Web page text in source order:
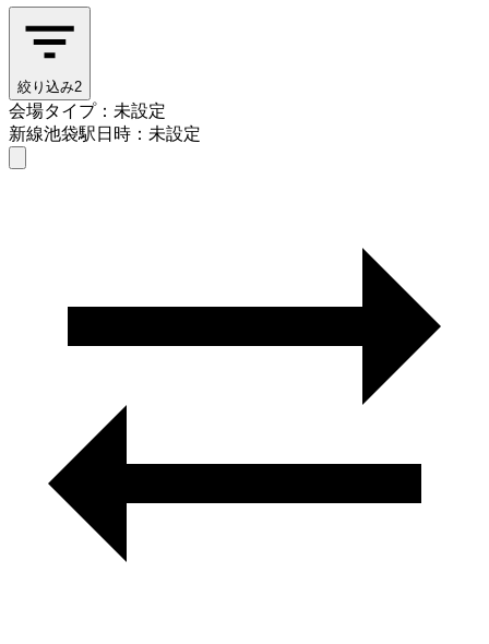
絞り込み2
会場タイプ：未設定
新線池袋駅日時：未設定